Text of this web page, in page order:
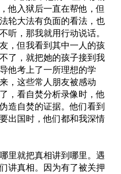
他入狱后一直在帮他，但
轮大法有负面的看法，也
听，那我就用行动说话。
，但我看到其中一人的孩
了，就把她的孩子接到我
他考上了一所理想的学
，这些常人朋友被感动
，看自焚分析录像时，他
造自焚的证据。他们看到
出国时，他们都和我深情
里就把真相讲到哪里。遇
讲真相。因为有了被关押